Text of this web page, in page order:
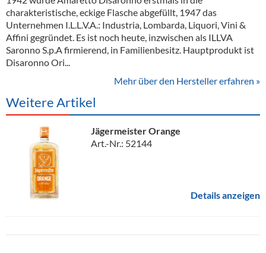
charakteristische, eckige Flasche abgefüllt, 1947 das
Unternehmen I.L.L.V.A.: Industria, Lombarda, Liquori, Vini &
Affini gegründet. Es ist noch heute, inzwischen als ILLVA
Saronno S.p.A firmierend, in Familienbesitz. Hauptprodukt ist
Disaronno Ori...
Mehr über den Hersteller erfahren »
Weitere Artikel
Jägermeister Orange
Art.-Nr.: 52144
Details anzeigen